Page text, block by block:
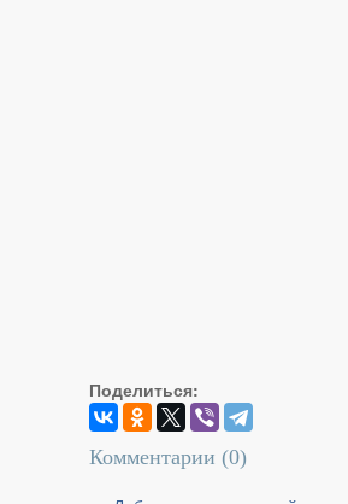
Поделиться:
Комментарии (0)